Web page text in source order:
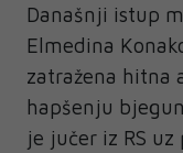
Današnji istup
Elmedina
zatražena hitna
hapšenju
je jučer iz RS